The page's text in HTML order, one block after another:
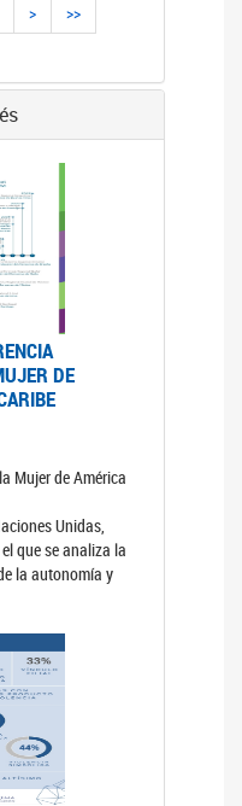
> >>
DE
Mujer de América
Unidas,
que se analiza la
la autonomía y